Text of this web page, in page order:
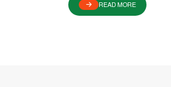
READ MORE